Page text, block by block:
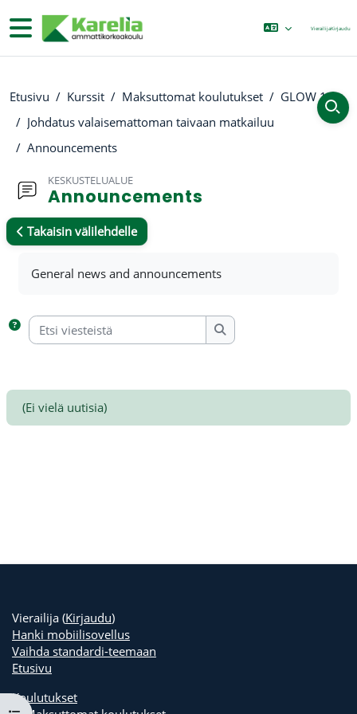
Sivupaneeli VierailijaKirjaudu
Etusivu Kurssit Maksuttomat koulutukset
GLOW 11
Johdatus valaisemattoman taivaan matkailuu
Announcements
KESKUSTELUALUE
Announcements
Takaisin välilehdelle
General news and announcements
Etsi viesteistä
Etsi viesteistä
(Ei vielä uutisia)
Vierailija (Kirjaudu)
Hanki mobiilisovellus
Vaihda standardi-teemaan
Etusivu
Koulutukset